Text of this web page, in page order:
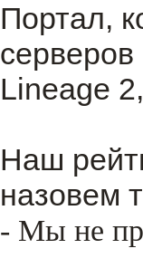
Портал,
Lineage
Наш
назовем
- Мы не